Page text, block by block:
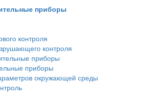
приборы
контроля
контроля
приборы
приборы
окружающей среды